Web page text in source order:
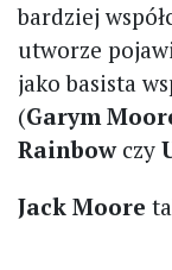
bardziej
utworze
jako basista
(Garym
Rainbowczy
Jack Moore